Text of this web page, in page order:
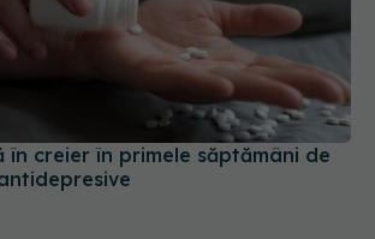
în creier în primele săptămâni de